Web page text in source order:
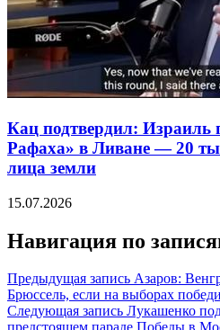
Кац подтвердил: Израиль
Рафаха» в Ливане — 20
лица земли
15.07.2026
Навигация по
Предыдущая запись Азаров:
Брюссель, если на выборах
Следующая запись Лукашенко